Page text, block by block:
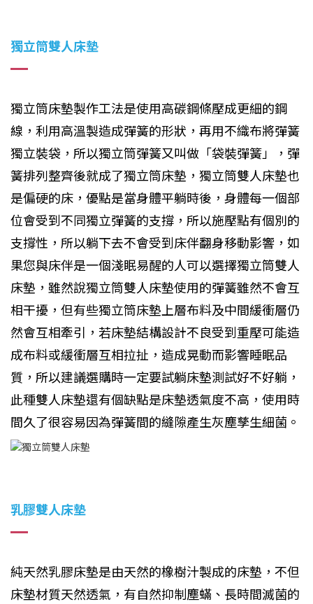
獨立筒雙人床墊
獨立筒床墊製作工法是使用高碳鋼條壓成更細的鋼
線，利用高溫製造成彈簧的形狀，再用不織布將彈簧
獨立裝袋，所以獨立筒彈簧又叫做「袋裝彈簧」，彈
簧排列整齊後就成了獨立筒床墊，獨立筒雙人床墊也
是偏硬的床，優點是當身體平躺時後，身體每一個部
位會受到不同獨立彈簧的支撐，所以施壓點有個別的
支撐性，所以躺下去不會受到床伴翻身移動影響，如
果您與床伴是一個淺眠易醒的人可以選擇獨立筒雙人
床墊，雖然說獨立筒雙人床墊使用的彈簧雖然不會互
相干擾，但有些獨立筒床墊上層布料及中間緩衝層仍
然會互相牽引，若床墊結構設計不良受到重壓可能造
成布料或緩衝層互相拉扯，造成晃動而影響睡眠品
質，所以建議選購時一定要試躺床墊測試好不好躺，
此種雙人床墊還有個缺點是床墊透氣度不高，使用時
間久了很容易因為彈簧間的縫隙產生灰塵孳生細菌。
乳膠雙人床墊
純天然乳膠床墊是由天然的橡樹汁製成的床墊，不但
床墊材質天然透氣，有自然抑制塵蟎、長時間滅菌的